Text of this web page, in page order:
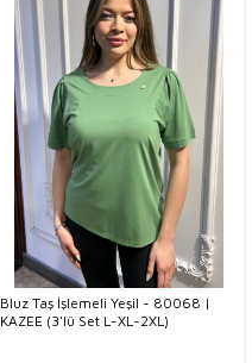
Bluz Taş İşlemeli Yeşil - 80068 |
KAZEE (3'lü Set L-XL-2XL)